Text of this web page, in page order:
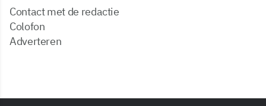
Contact met de redactie
Colofon
Adverteren